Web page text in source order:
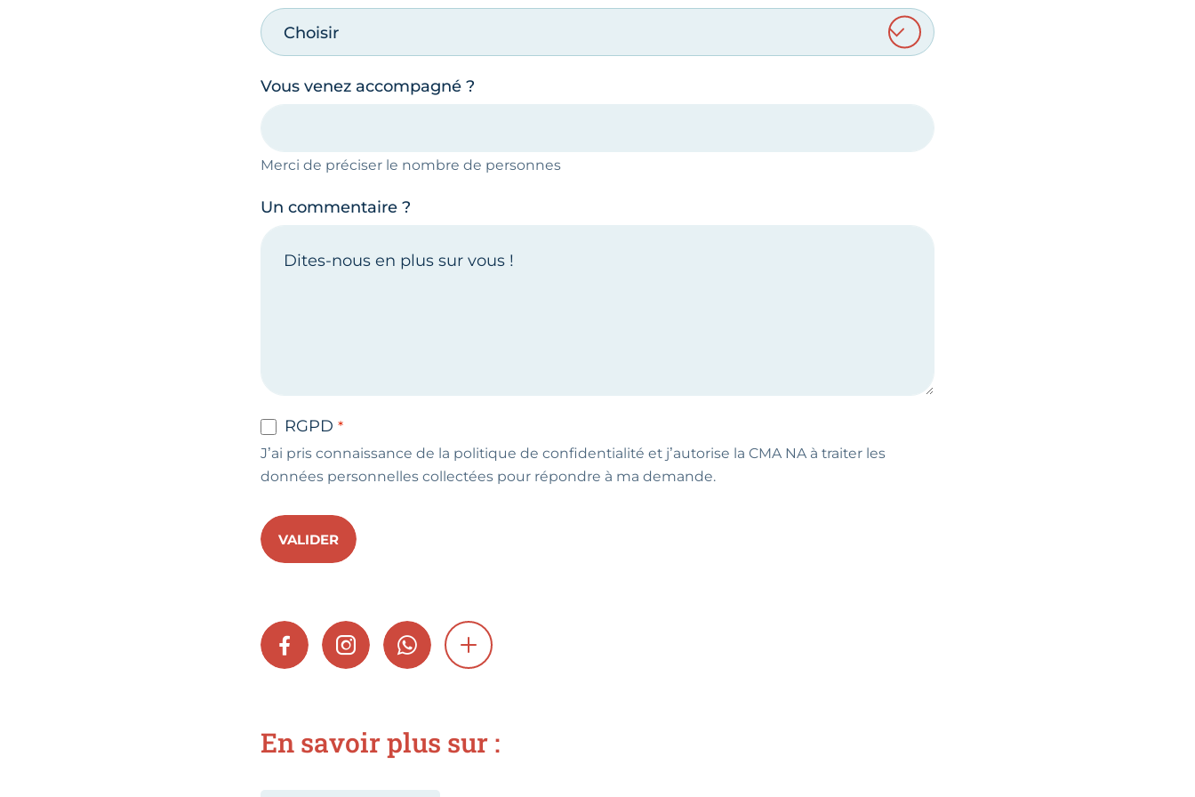
Choisir
Vous venez accompagné ?
Merci de préciser le nombre de personnes
Un commentaire ?
RGPD
J’ai pris connaissance de la politique de confidentialité et j’autorise la CMA NA à traiter les
données personnelles collectées pour répondre à ma demande.
VALIDER
FACEBOOKINSTAGRAMWHATSAPPSHOW MORE
En savoir plus sur :